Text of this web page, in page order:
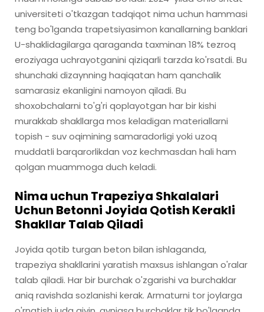
universiteti o'tkazgan tadqiqot nima uchun hammasi
teng bo'lganda trapetsiyasimon kanallarning banklari
U-shaklidagilarga qaraganda taxminan 18% tezroq
eroziyaga uchrayotganini qiziqarli tarzda ko'rsatdi. Bu
shunchaki dizaynning haqiqatan ham qanchalik
samarasiz ekanligini namoyon qiladi. Bu
shoxobchalarni to'g'ri qoplayotgan har bir kishi
murakkab shakllarga mos keladigan materiallarni
topish - suv oqimining samaradorligi yoki uzoq
muddatli barqarorlikdan voz kechmasdan hali ham
qolgan muammoga duch keladi.
Nima uchun Trapeziya Shkalalari
Uchun Betonni Joyida Qotish Kerakli
Shakllar Talab Qiladi
Joyida qotib turgan beton bilan ishlaganda,
trapeziya shakllarini yaratish maxsus ishlangan o'ralar
talab qiladi. Har bir burchak o'zgarishi va burchaklar
aniq ravishda sozlanishi kerak. Armaturni tor joylarga